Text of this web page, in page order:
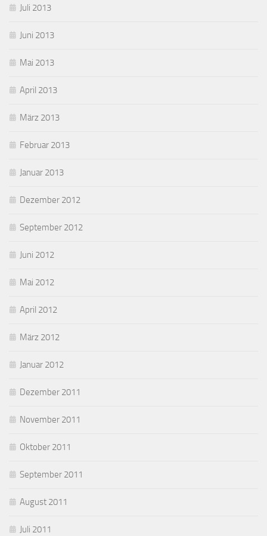
Juli 2013
Juni 2013
Mai 2013
April 2013
März 2013
Februar 2013
Januar 2013
Dezember 2012
September 2012
Juni 2012
Mai 2012
April 2012
März 2012
Januar 2012
Dezember 2011
November 2011
Oktober 2011
September 2011
August 2011
Juli 2011